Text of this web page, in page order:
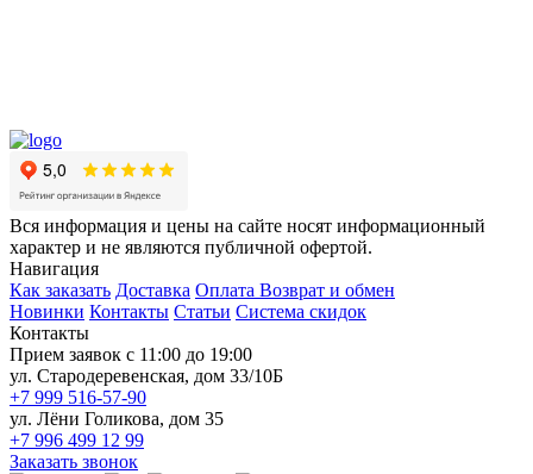
Вся информация и цены на сайте носят информационный
характер и не являются публичной офертой.
Навигация
Как заказать Доставка Оплата Возврат и обмен
Новинки Контакты Статьи Система скидок
Контакты
Прием заявок с 11:00 до 19:00
ул. Стародеревенская, дом 33/10Б
+7 999 516-57-90
ул. Лёни Голикова, дом 35
+7 996 499 12 99
Заказать звонок